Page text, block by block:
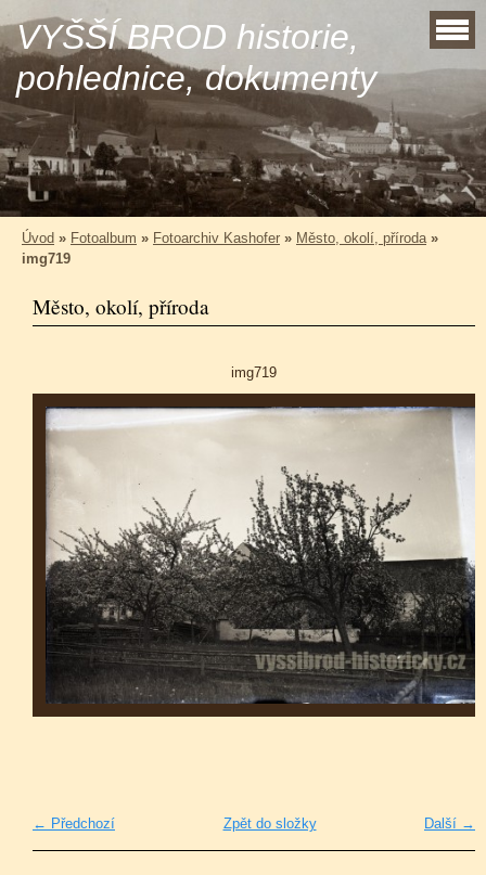
VYŠŠÍ BROD historie,
pohlednice, dokumenty
Úvod » Fotoalbum » Fotoarchiv Kashofer » Město, okolí, příroda»
img719
Město, okolí, příroda
img719
← Předchozí Další →
Zpět do složky